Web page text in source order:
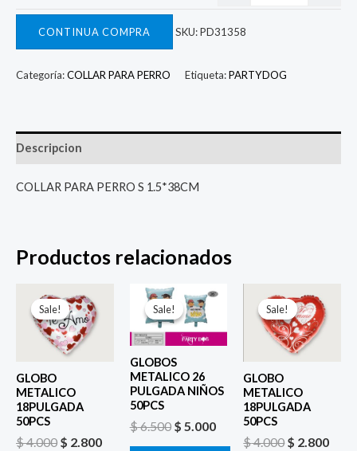
CONTINUA COMPRA SKU:PD31358
Categoría:COLLAR PARA PERRO Etiqueta:PARTYDOG
Descripcion
COLLAR PARA PERRO S 1.5*38CM
Productos relacionados
Sale!
Sale!
GLOBO
METALICO
18PULGADA
50PCS
$4.000
precio
original
era:
$ 4.000.
$ 2.800
Sale!
Sale!
GLOBOS
METALICO 26
PULGADA NIÑOS
50PCS
$6.500
El
precio
original
era:
$ 5.000
El
Sale!
Sale!
GLOBO
METALICO
18PULGADA
50PCS
$4.000
precio
original
era:
$ 4.000.
$ 2.800